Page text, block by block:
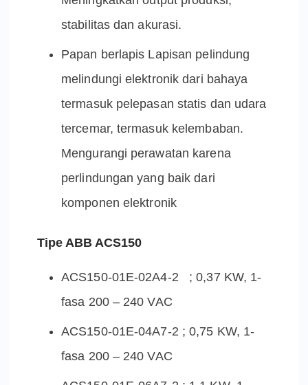
stabilitas dan akurasi.
Papan berlapis Lapisan pelindung
melindungi elektronik dari bahaya
termasuk pelepasan statis dan udara
tercemar, termasuk kelembaban.
Mengurangi perawatan karena
perlindungan yang baik dari
komponen elektronik
Tipe ABB ACS150
ACS150-01E-02A4-2 ; 0,37 KW, 1-
fasa 200 – 240 VAC
ACS150-01E-04A7-2 ; 0,75 KW, 1-
fasa 200 – 240 VAC